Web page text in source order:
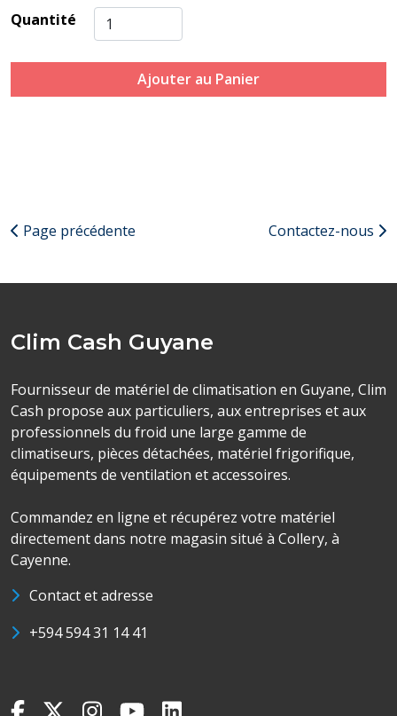
Quantité
Ajouter au Panier
Page précédente Contactez-nous
Clim Cash Guyane
Fournisseur de matériel de climatisation en Guyane, Clim
Cash propose aux particuliers, aux entreprises et aux
professionnels du froid une large gamme de
climatiseurs, pièces détachées, matériel frigorifique,
équipements de ventilation et accessoires.
Commandez en ligne et récupérez votre matériel
directement dans notre magasin situé à Collery, à
Cayenne.
Contact et adresse
+594 594 31 14 41